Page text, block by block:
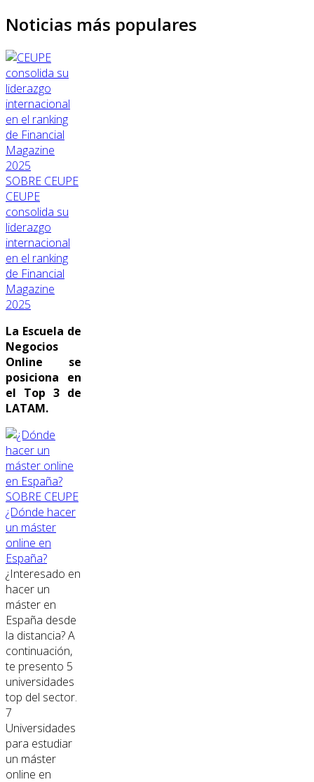
Noticias más populares
SOBRE CEUPE
CEUPE
consolida su
liderazgo
internacional
en el ranking
de Financial
Magazine
2025
La Escuela de
Negocios
Online se
posiciona en
el Top 3 de
LATAM.
SOBRE CEUPE
¿Dónde hacer
un máster
online en
España?
¿Interesado en
hacer un
máster en
España desde
la distancia? A
continuación,
te presento 5
universidades
top del sector.
7
Universidades
para estudiar
un máster
online en